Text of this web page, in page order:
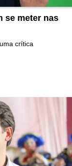
se meter nas
crítica